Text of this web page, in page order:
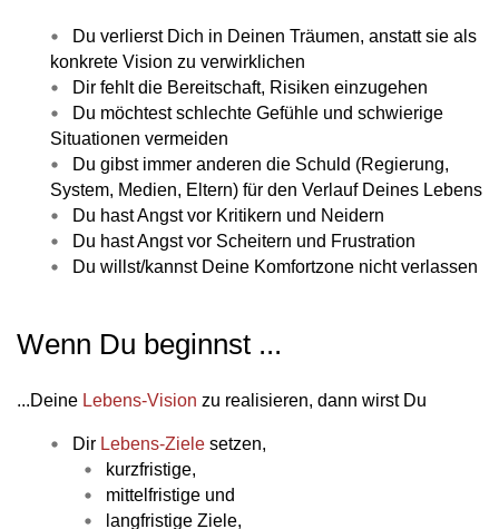
Du verlierst Dich in Deinen Träumen, anstatt sie als
konkrete Vision zu verwirklichen
Dir fehlt die Bereitschaft, Risiken einzugehen
Du möchtest schlechte Gefühle und schwierige
Situationen vermeiden
Du gibst immer anderen die Schuld (Regierung,
System, Medien, Eltern) für den Verlauf Deines Lebens
Du hast Angst vor Kritikern und Neidern
Du hast Angst vor Scheitern und Frustration
Du willst/kannst Deine Komfortzone nicht verlassen
Wenn Du beginnst ...
...Deine Lebens-Vision zu realisieren, dann wirst Du
Dir Lebens-Ziele setzen,
kurzfristige,
mittelfristige und
langfristige Ziele,